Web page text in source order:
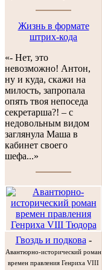
Жизнь в формате
штрих-кода
«- Нет, это
невозможно! Антон,
ну и куда, скажи на
милость, запропала
опять твоя непоседа
секретарша?! – с
недовольным видом
заглянула Маша в
кабинет своего
шефа...»
Гвоздь и подкова -
Авантюрно-исторический роман
времен правления Генриха VIII